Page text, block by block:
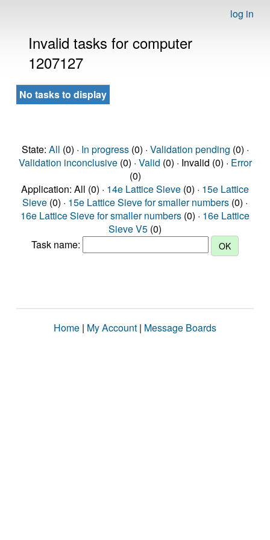
log in
Invalid tasks for computer
1207127
No tasks to display
State: All (0) · In progress(0) · Validation pending (0) ·
Validation inconclusive(0) · Valid (0) · Invalid (0) · Error
(0)
Application: All (0) · 14e Lattice Sieve (0) · 15e Lattice
Sieve (0) · 15e Lattice Sieve for smaller numbers (0) ·
16e Lattice Sieve for smaller numbers (0) · 16e Lattice
Sieve V5 (0)
Task name:
Home | My Account | Message Boards